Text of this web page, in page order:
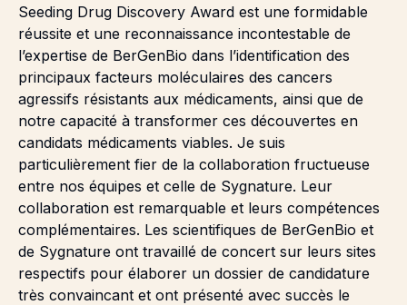
Seeding Drug Discovery Award est une formidable
réussite et une reconnaissance incontestable de
l’expertise de BerGenBio dans l’identification des
principaux facteurs moléculaires des cancers
agressifs résistants aux médicaments, ainsi que de
notre capacité à transformer ces découvertes en
candidats médicaments viables. Je suis
particulièrement fier de la collaboration fructueuse
entre nos équipes et celle de Sygnature. Leur
collaboration est remarquable et leurs compétences
complémentaires. Les scientifiques de BerGenBio et
de Sygnature ont travaillé de concert sur leurs sites
respectifs pour élaborer un dossier de candidature
très convaincant et ont présenté avec succès le